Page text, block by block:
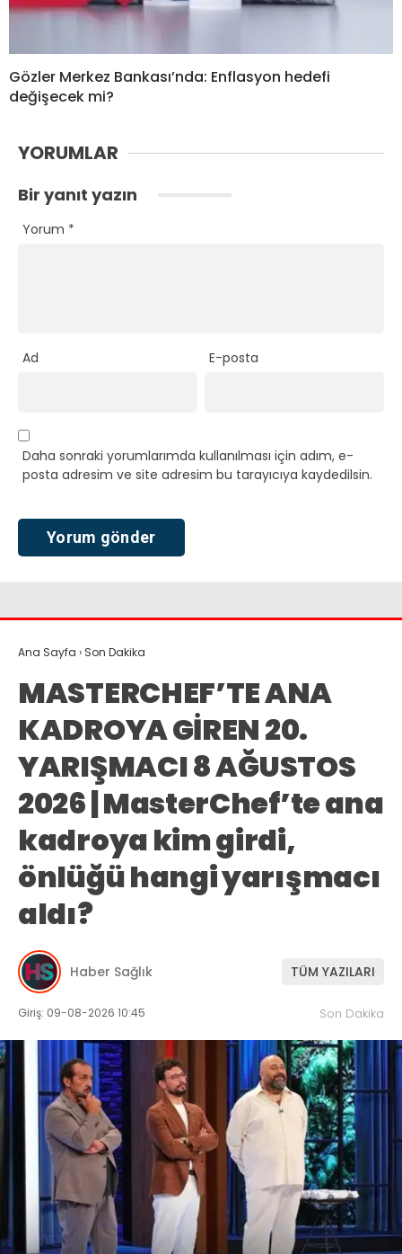
Gözler Merkez Bankası’nda: Enflasyon hedefi
değişecek mi?
YORUMLAR
Bir yanıt yazın
Yorum *
Ad E-posta
Daha sonraki yorumlarımda kullanılması için adım, e-
posta adresim ve site adresim bu tarayıcıya kaydedilsin.
Ana Sayfa › Son Dakika
MASTERCHEF’TE ANA
KADROYA GİREN 20.
YARIŞMACI 8 AĞUSTOS
2026 | MasterChef’te ana
kadroya kim girdi,
önlüğü hangi yarışmacı
aldı?
Haber Sağlık TÜM YAZILARI
Giriş: 09-08-2026 10:45 Son Dakika